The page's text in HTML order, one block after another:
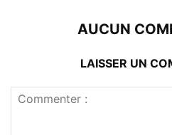
AUCUN
LAISSER UN